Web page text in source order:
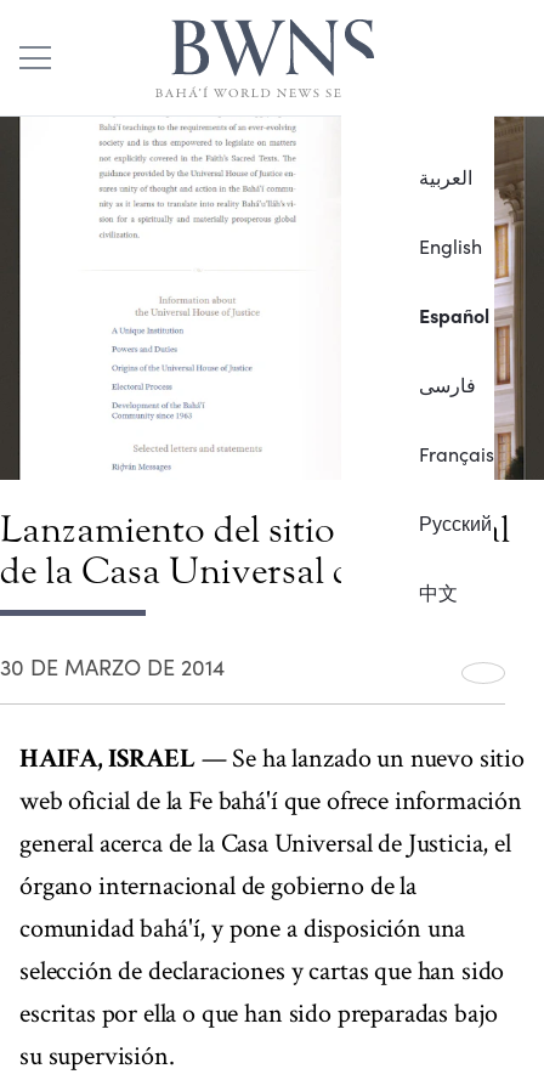
العربية
English
Español
فارسی
Français
Русский
中文
Lanzamiento del sitio web oficial
de la Casa Universal de Justicia
30 DE MARZO DE 2014
HAIFA, ISRAEL— Se ha lanzado un nuevo sitio
web oficial de la Fe bahá'í que ofrece información
general acerca de la Casa Universal de Justicia, el
órgano internacional de gobierno de la
comunidad bahá'í, y pone a disposición una
selección de declaraciones y cartas que han sido
escritas por ella o que han sido preparadas bajo
su supervisión.